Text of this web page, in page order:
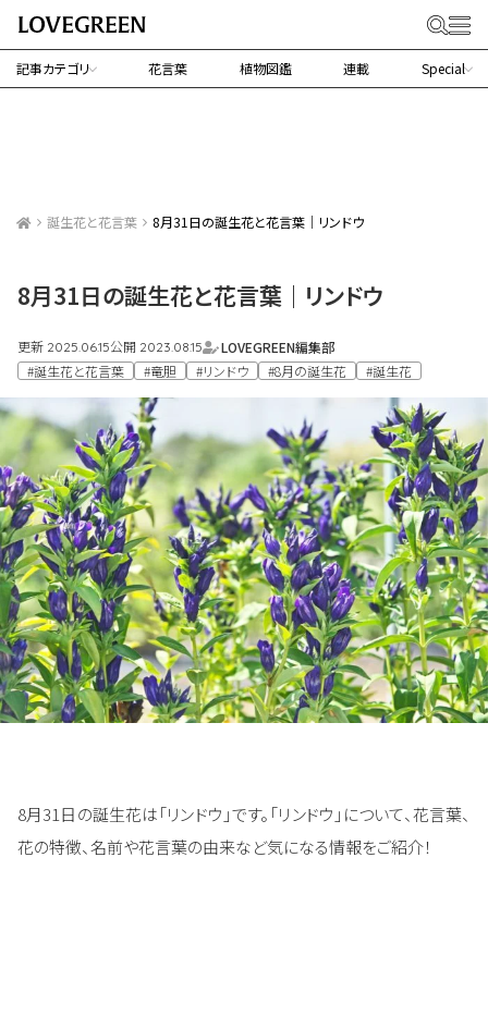
記事カテゴリ 花言葉 植物図鑑 連載 Special
誕生花と花言葉 8月31日の誕生花と花言葉｜リンドウ
8月31日の誕生花と花言葉｜リンドウ
更新 2025.06.15公開 2023.08.15
LOVEGREEN編集部
#誕生花と花言葉
#竜胆 #リンドウ #8月の誕生花 #誕生花
8月31日の誕生花は「リンドウ」です。「リンドウ」について、花言葉、
花の特徴、名前や花言葉の由来など気になる情報をご紹介！